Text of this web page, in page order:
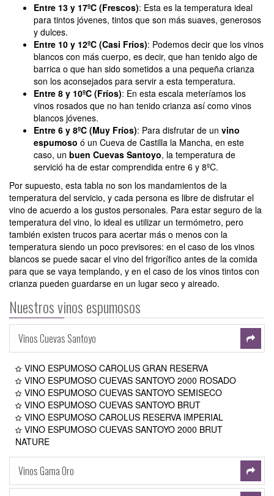
Entre 13 y 17ºC (Frescos): Esta es la temperatura ideal
para tintos jóvenes, tintos que son más suaves, generosos
y dulces.
Entre 10 y 12ºC (Casi Fríos): Podemos decir que los vinos
blancos con más cuerpo, es decir, que han tenido algo de
barrica o que han sido sometidos a una pequeña crianza
son los aconsejados para servir a esta temperatura.
Entre 8 y 10ºC (Fríos): En esta escala meteríamos los
vinos rosados que no han tenido crianza así como vinos
blancos jóvenes.
Entre 6 y 8ºC (Muy Fríos): Para disfrutar de un vino
espumoso ó un Cueva de Castilla la Mancha, en este
caso, un buen Cuevas Santoyo, la temperatura de
servició ha de estar comprendida entre 6 y 8ºC.
Por supuesto, esta tabla no son los mandamientos de la
temperatura del servicio, y cada persona es libre de disfrutar el
vino de acuerdo a los gustos personales. Para estar seguro de la
temperatura del vino, lo ideal es utilizar un termómetro, pero
también existen trucos para acertar más o menos con la
temperatura siendo un poco previsores: en el caso de los vinos
blancos se puede sacar el vino del frigorífico antes de la comida
para que se vaya templando, y en el caso de los vinos tintos con
crianza pueden guardarse en un lugar seco y aireado.
Nuestros vinos espumosos
Vinos Cuevas Santoyo
VINO ESPUMOSO CAROLUS GRAN RESERVA
VINO ESPUMOSO CUEVAS SANTOYO 2000 ROSADO
VINO ESPUMOSO CUEVAS SANTOYO SEMISECO
VINO ESPUMOSO CUEVAS SANTOYO BRUT
VINO ESPUMOSO CAROLUS RESERVA IMPERIAL
VINO ESPUMOSO CUEVAS SANTOYO 2000 BRUT
NATURE
Vinos Gama Oro